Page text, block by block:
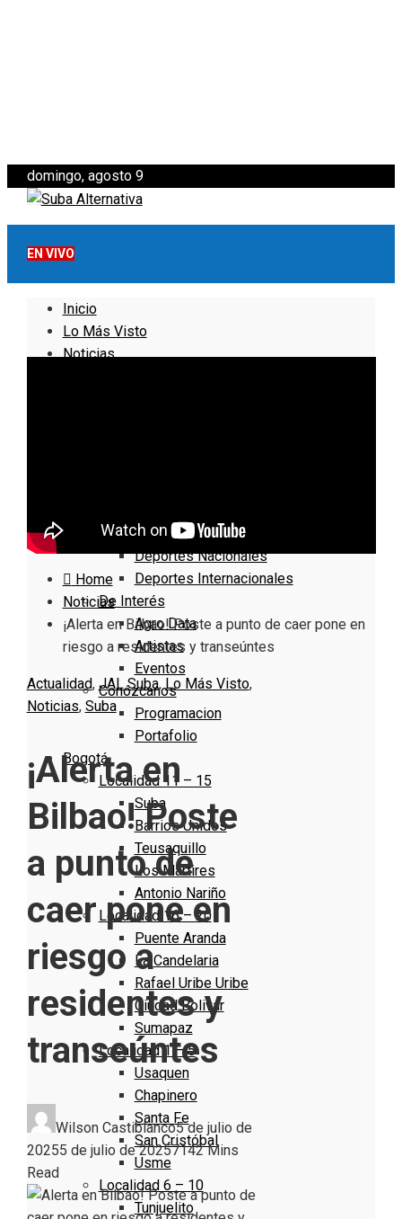
domingo, agosto 9
EN VIVO
Inicio
Lo Más Visto
Noticias
Deportes Locales
Deportes Nacionales
Deportes Internacionales
De Interés
Agro Data
Artistas
Eventos
Conózcanos
Programacion
Portafolio
Bogotá
Localidad 11 – 15
Suba
Barrios Unidos
Teusaquillo
Los Mártires
Antonio Nariño
Localidad 16 – 20
Puente Aranda
La Candelaria
Rafael Uribe Uribe
Ciudad Bolivar
Sumapaz
Localidad 1 – 5
Usaquen
Chapinero
Santa Fe
San Cristóbal
Usme
Localidad 6 – 10
Tunjuelito
Home
Noticias
¡Alerta en Bilbao! Poste a punto de caer pone en
riesgo a residentes y transeúntes
Actualidad, JAL Suba, Lo Más Visto,
Noticias, Suba
¡Alerta en
Bilbao! Poste
a punto de
caer pone en
riesgo a
residentes y
transeúntes
Wilson Castiblanco5 de julio de
20255 de julio de 20257142 Mins
Read